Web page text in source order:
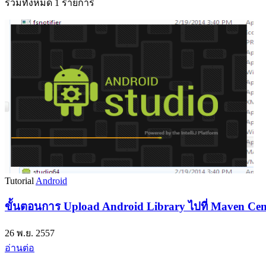
รวมทั้งหมด 1 รายการ
Tutorial Android
ขั้นตอนการ Upload Android Library ไปที่ Maven
26 พ.ย. 2557
อ่านต่อ